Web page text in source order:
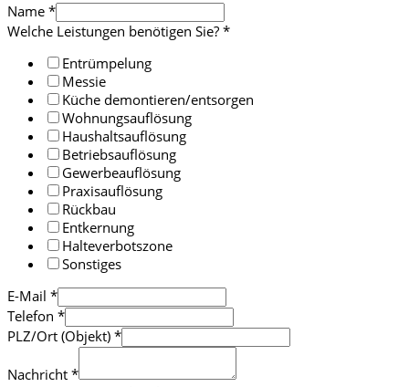
Name *
Welche Leistungen benötigen Sie? *
Entrümpelung
Messie
Küche demontieren/entsorgen
Wohnungsauflösung
Haushaltsauflösung
Betriebsauflösung
Gewerbeauflösung
Praxisauflösung
Rückbau
Entkernung
Halteverbotszone
Sonstiges
E-Mail *
Telefon *
PLZ/Ort (Objekt) *
Nachricht *